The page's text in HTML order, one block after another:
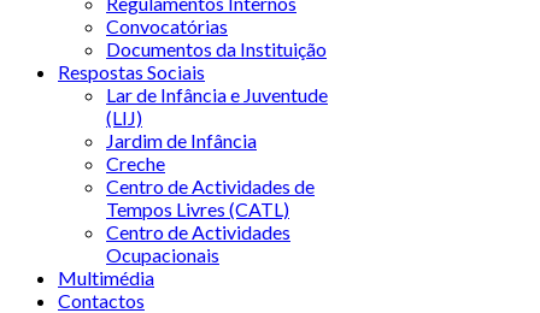
Convocatórias
Documentos da Instituição
Respostas Sociais
Lar de Infância e Juventude
(LIJ)
Jardim de Infância
Creche
Centro de Actividades de
Tempos Livres (CATL)
Centro de Actividades
Ocupacionais
Multimédia
Contactos